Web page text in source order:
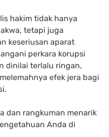
hakim tidak hanya
tetapi juga
keseriusan aparat
perkara korupsi
dinilai terlalu ringan,
efek jera bagi
dan rangkuman menarik
Anda di